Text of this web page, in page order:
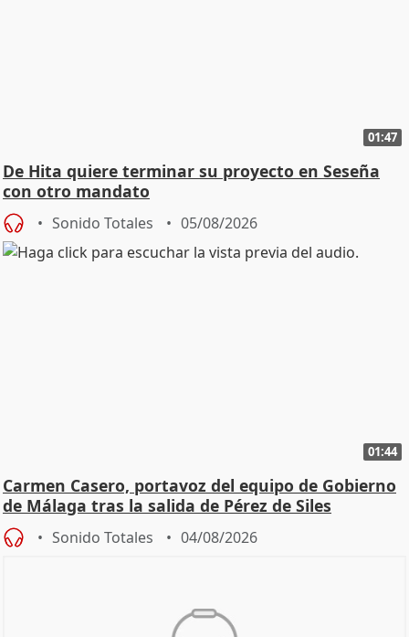
01:47
De Hita quiere terminar su proyecto en Seseña
con otro mandato
Sonido Totales 05/08/2026
01:44
Carmen Casero, portavoz del equipo de Gobierno
de Málaga tras la salida de Pérez de Siles
Sonido Totales 04/08/2026